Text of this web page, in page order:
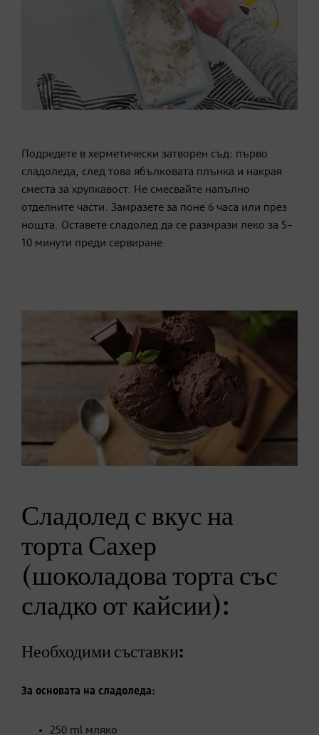
Подредете в херметически затворен съд: първо
сладоледа, след това ябълковата плънка и накрая
сместа за хрупкавост. Не смесвайте напълно
отделните части. Замразете за поне 6 часа или през
нощта. Оставете сладолед да се размрази леко за 5–
10 минути преди сервиране.
Сладолед с вкус на
торта Сахер
(шоколадова торта със
сладко от кайсии):
Необходими съставки:
За основата на сладоледа:
250 ml мляко